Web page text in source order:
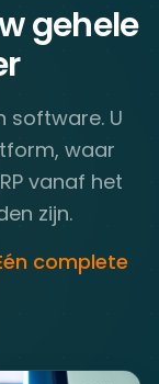
gehele
software. U
waar
vanaf het
zijn.
complete